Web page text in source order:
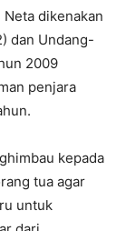
dikenakan
dan Undang-
2009
penjara
kepada
tua agar
untuk